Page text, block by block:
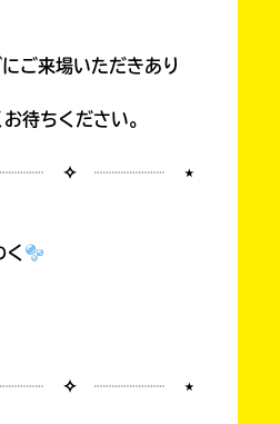
ご来場いただきあり
待ちください。
✧ ┈┈┈┈ ⋆
✧ ┈┈┈┈ ⋆